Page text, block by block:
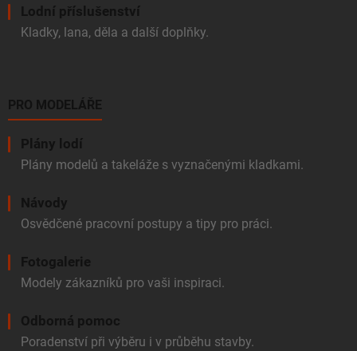
Lodní příslušenství
Kladky, lana, děla a další doplňky.
PRO MODELÁŘE
Plány lodí
Plány modelů a takeláže s vyznačenými kladkami.
Návody
Osvědčené pracovní postupy a tipy pro práci.
Fotogalerie
Modely zákazníků pro vaši inspiraci.
Odborná pomoc
Poradenství při výběru i v průběhu stavby.